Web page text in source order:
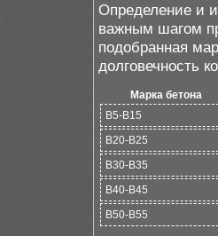
Определение и
важным шагом
подобранная
долговечность
Марка бетона
B5-B15
B20-B25
B30-B35
B40-B45
B50-B55